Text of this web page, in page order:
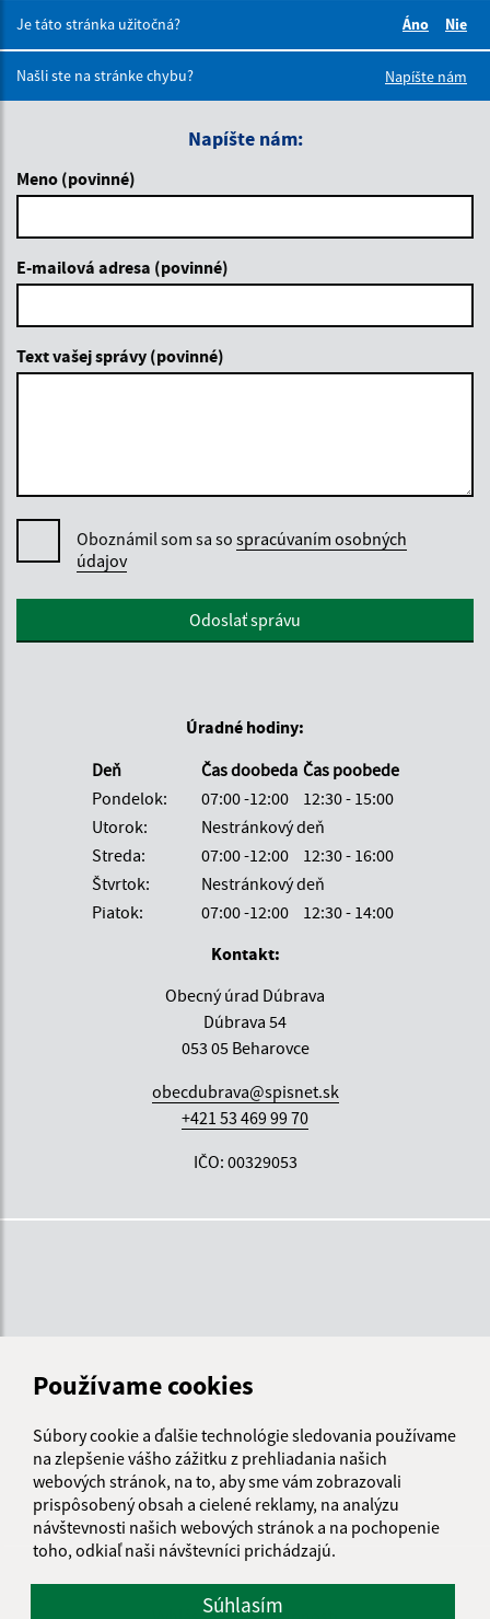
Používame cookies
Súbory cookie a ďalšie technológie sledovania používame
na zlepšenie vášho zážitku z prehliadania našich
webových stránok, na to, aby sme vám zobrazovali
prispôsobený obsah a cielené reklamy, na analýzu
návštevnosti našich webových stránok a na pochopenie
toho, odkiaľ naši návštevníci prichádzajú.
Súhlasím
Je táto stránka užitočná?
Áno
Nie
Našli ste na stránke chybu?
Napíšte nám
Napíšte nám:
Meno (povinné)
E-mailová adresa (povinné)
Text vašej správy (povinné)
Oboznámil som sa so spracúvaním osobných
údajov
Google reCaptcha ResponseOdoslať správu
Úradné hodiny:
Deň
Čas doobeda Čas poobede
Pondelok:
07:00 -12:00
12:30 - 15:00
Utorok:
Nestránkový deň
Streda:
07:00 -12:00
12:30 - 16:00
Štvrtok:
Nestránkový deň
Piatok:
07:00 -12:00
12:30 - 14:00
Kontakt:
Obecný úrad Dúbrava
Dúbrava 54
053 05 Beharovce
obecdubrava@spisnet.sk
+421 53 469 99 70
IČO: 00329053